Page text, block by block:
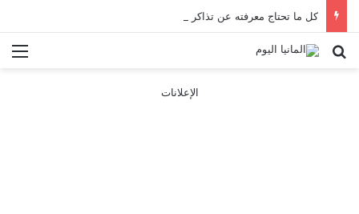
كل ما تحتاج معرفته عن تذاكر ووسائل النقل في باريس 2025
بحث عن
الإعلانات